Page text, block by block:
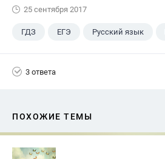
25 сентября 2017
ГДЗ ЕГЭ Русский язык
3 ответа
ПОХОЖИЕ ТЕМЫ